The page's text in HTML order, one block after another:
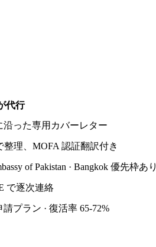
代行
沿った専用カバーレター
整理、MOFA 認証翻訳付き
of Pakistan · Bangkok 優先枠あり
で逐次連絡
プラン · 復活率 65-72%